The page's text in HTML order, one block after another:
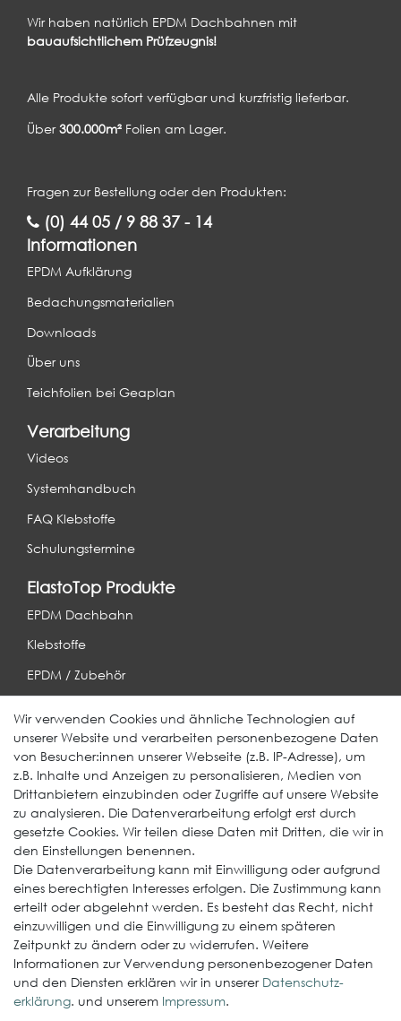
Wir haben natürlich EPDM Dachbahnen mit
bauaufsichtlichem Prüfzeugnis!
Alle Produkte sofort verfügbar und kurzfristig lieferbar.
Über300.000m² Folien am Lager.
Fragen zur Bestellung oder den Produkten:
(0) 44 05 / 9 88 37 - 14
Informationen
EPDM Aufklärung
Bedachungsmaterialien
Downloads
Über uns
Teichfolien bei Geaplan
Verarbeitung
Videos
Systemhandbuch
FAQ Klebstoffe
Schulungstermine
ElastoTop Produkte
EPDM Dachbahn
Klebstoffe
EPDM / Zubehör
Weitere Produkte
EcoDach EPDM
ElastoGround EPDM Streifen
Multi-Fix Solarhalter
Service
Gewerbekunde werden
Versand & Zahlungsbedingungen
Kontaktformular
Probleme bei der Bestellung?
Wir verwenden Cookies und ähnliche Technologien auf
unserer Website und verarbeiten personenbezogene Daten
von Besucher:innen unserer Webseite (z.B. IP-Adresse), um
z.B. Inhalte und Anzeigen zu personalisieren, Medien von
Drittanbietern einzubinden oder Zugriffe auf unsere Website
zu analysieren. Die Datenverarbeitung erfolgt erst durch
gesetzte Cookies. Wir teilen diese Daten mit Dritten, die wir in
den Einstellungen benennen.
Die Datenverarbeitung kann mit Einwilligung oder aufgrund
eines berechtigten Interesses erfolgen. Die Zustimmung kann
erteilt oder abgelehnt werden. Es besteht das Recht, nicht
einzuwilligen und die Einwilligung zu einem späteren
Zeitpunkt zu ändern oder zu widerrufen. Weitere
Informationen zur Verwendung personenbezogener Daten
und den Diensten erklären wir in unserer Daten­schutz­
erklärung. und unserem Impressum.